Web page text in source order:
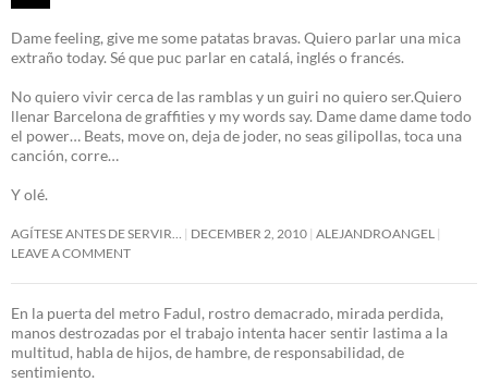
Dame feeling, give me some patatas bravas. Quiero parlar una mica
extraño today. Sé que puc parlar en catalá, inglés o francés.
No quiero vivir cerca de las ramblas y un guiri no quiero ser.Quiero
llenar Barcelona de graffities y my words say. Dame dame dame todo
el power… Beats, move on, deja de joder, no seas gilipollas, toca una
canción, corre…
Y olé.
AGÍTESE ANTES DE SERVIR… DECEMBER 2, 2010 ALEJANDROANGEL
LEAVE A COMMENT
En la puerta del metro Fadul, rostro demacrado, mirada perdida,
manos destrozadas por el trabajo intenta hacer sentir lastima a la
multitud, habla de hijos, de hambre, de responsabilidad, de
sentimiento.